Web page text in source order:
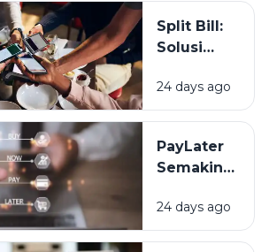
Tunai?
Split Bill:
Solusi
yang
Makin
Kalangan
Anak
24 days ago
PayLater
Semakin
Kemudahan
atau
24 days ago